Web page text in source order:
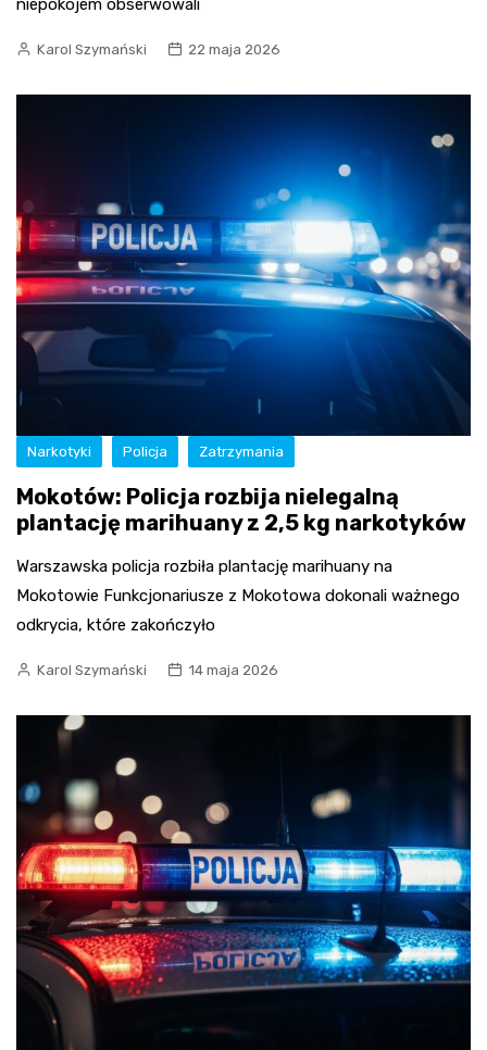
niepokojem obserwowali
Karol Szymański 22 maja 2026
Narkotyki Policja Zatrzymania
Mokotów: Policja rozbija nielegalną
plantację marihuany z 2,5 kg narkotyków
Warszawska policja rozbiła plantację marihuany na
Mokotowie Funkcjonariusze z Mokotowa dokonali ważnego
odkrycia, które zakończyło
Karol Szymański 14 maja 2026